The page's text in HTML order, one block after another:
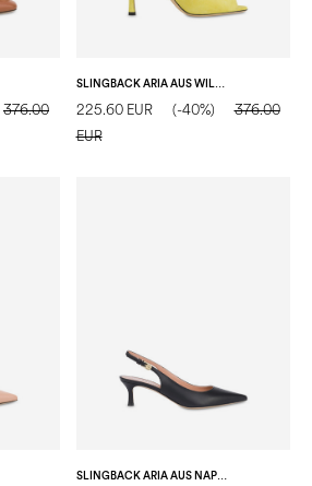
376.00
225.60 EUR (-40%)
376.00
EUR
SLINGBACK ARIA AUS NAPPALEDER